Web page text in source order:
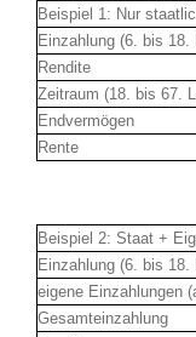
Beispiel 1: Nur
Einzahlung (6. bis 18.
Rendite
Zeitraum (18. bis 67.
Endvermögen
Rente
Beispiel 2: Staat +
Einzahlung (6. bis 18.
eigene Einzahlungen
Gesamteinzahlung